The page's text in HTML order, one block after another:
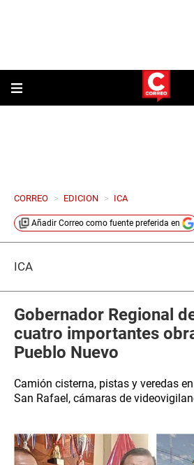
CORREO > EDICION > ICA
Añadir Correo como fuente preferida en
ICA
Gobernador Regional
cuatro importantes
Pueblo Nuevo
Camión cisterna, pistas y veredas
San Rafael, cámaras de